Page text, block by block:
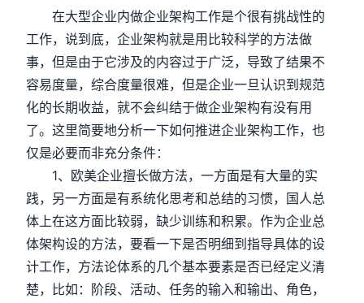
在大型企业内做企业架构工作是个很有挑战性的
工作，说到底，企业架构就是用比较科学的方法做
事，但是由于它涉及的内容过于广泛，导致了结果不
容易度量，综合度量很难，但是企业一旦认识到规范
化的长期收益，就不会纠结于做企业架构有没有用
了。这里简要地分析一下如何推进企业架构工作，也
仅是必要而非充分条件：
1、欧美企业擅长做方法，一方面是有大量的实
践，另一方面是有系统化思考和总结的习惯，国人总
体上在这方面比较弱，缺少训练和积累。作为企业总
体架构设的方法，要看一下是否明细到指导具体的设
计工作，方法论体系的几个基本要素是否已经定义清
楚，比如：阶段、活动、任务的输入和输出、角色，